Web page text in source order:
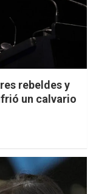
rebeldes y
un calvario